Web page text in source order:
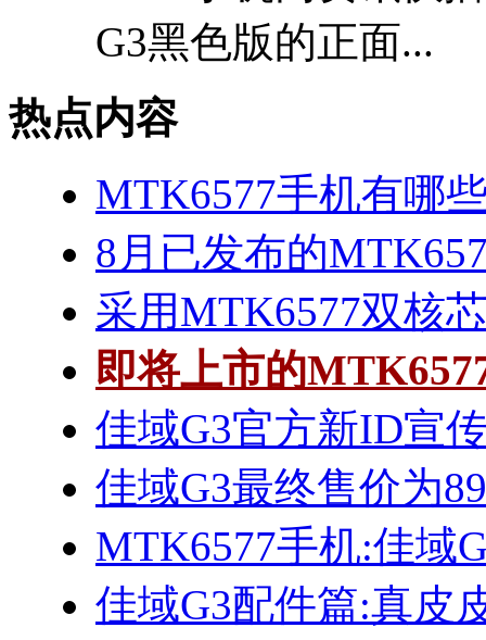
G3黑色版的正面...
热点内容
MTK6577手机有哪
8月已发布的
采用MTK6577双核
即将上市的
佳域G3官方新ID宣
佳域G3最终售价为
MTK6577手机:佳域
佳域G3配件篇:真皮